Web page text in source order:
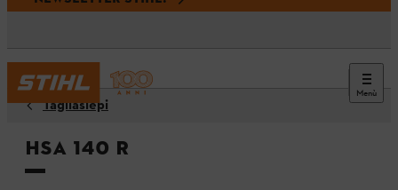
Menù
Tagliasiepi
HSA 140 R